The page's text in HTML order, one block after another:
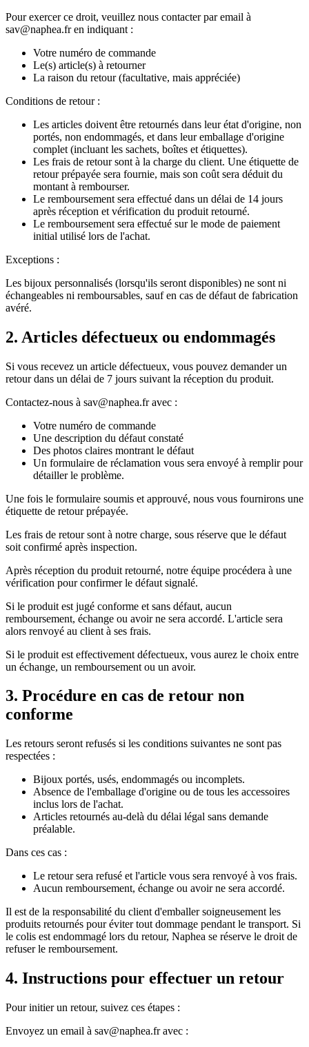
Pour exercer ce droit, veuillez nous contacter par email à
sav@naphea.fr en indiquant :
Votre numéro de commande
Le(s) article(s) à retourner
La raison du retour (facultative, mais appréciée)
Conditions de retour :
Les articles doivent être retournés dans leur état d'origine, non
portés, non endommagés, et dans leur emballage d'origine
complet (incluant les sachets, boîtes et étiquettes).
Les frais de retour sont à la charge du client. Une étiquette de
retour prépayée sera fournie, mais son coût sera déduit du
montant à rembourser.
Le remboursement sera effectué dans un délai de 14 jours
après réception et vérification du produit retourné.
Le remboursement sera effectué sur le mode de paiement
initial utilisé lors de l'achat.
Exceptions :
Les bijoux personnalisés (lorsqu'ils seront disponibles) ne sont ni
échangeables ni remboursables, sauf en cas de défaut de fabrication
avéré.
2. Articles défectueux ou endommagés
Si vous recevez un article défectueux, vous pouvez demander un
retour dans un délai de 7 jours suivant la réception du produit.
Contactez-nous à sav@naphea.fr avec :
Votre numéro de commande
Une description du défaut constaté
Des photos claires montrant le défaut
Un formulaire de réclamation vous sera envoyé à remplir pour
détailler le problème.
Une fois le formulaire soumis et approuvé, nous vous fournirons une
étiquette de retour prépayée.
Les frais de retour sont à notre charge, sous réserve que le défaut
soit confirmé après inspection.
Après réception du produit retourné, notre équipe procédera à une
vérification pour confirmer le défaut signalé.
Si le produit est jugé conforme et sans défaut, aucun
remboursement, échange ou avoir ne sera accordé. L'article sera
alors renvoyé au client à ses frais.
Si le produit est effectivement défectueux, vous aurez le choix entre
un échange, un remboursement ou un avoir.
3. Procédure en cas de retour non
conforme
Les retours seront refusés si les conditions suivantes ne sont pas
respectées :
Bijoux portés, usés, endommagés ou incomplets.
Absence de l'emballage d'origine ou de tous les accessoires
inclus lors de l'achat.
Articles retournés au-delà du délai légal sans demande
préalable.
Dans ces cas :
Le retour sera refusé et l'article vous sera renvoyé à vos frais.
Aucun remboursement, échange ou avoir ne sera accordé.
Il est de la responsabilité du client d'emballer soigneusement les
produits retournés pour éviter tout dommage pendant le transport. Si
le colis est endommagé lors du retour, Naphea se réserve le droit de
refuser le remboursement.
4. Instructions pour effectuer un retour
Pour initier un retour, suivez ces étapes :
Envoyez un email à sav@naphea.fr avec :